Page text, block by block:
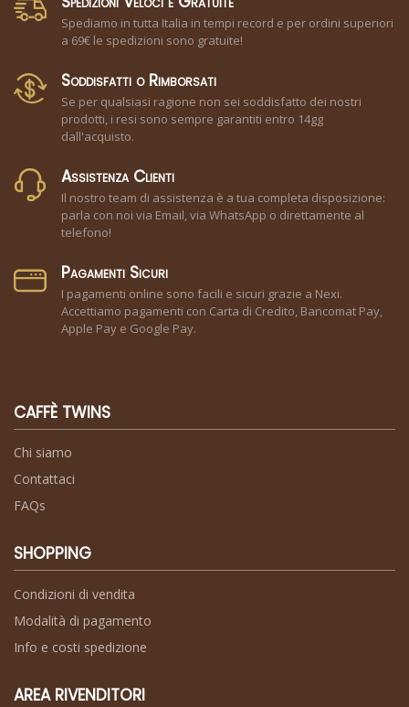
Spediamo in tutta Italia in tempi record e per ordini superiori
a 69€ le spedizioni sono gratuite!
Soddisfatti o Rimborsati
Se per qualsiasi ragione non sei soddisfatto dei nostri
prodotti, i resi sono sempre garantiti entro 14gg
dall'acquisto.
Assistenza Clienti
Il nostro team di assistenza è a tua completa disposizione:
parla con noi via Email, via WhatsApp o direttamente al
telefono!
Pagamenti Sicuri
I pagamenti online sono facili e sicuri grazie a Nexi.
Accettiamo pagamenti con Carta di Credito, Bancomat Pay,
Apple Pay e Google Pay.
CAFFÈ TWINS
Chi siamo
Contattaci
FAQs
SHOPPING
Condizioni di vendita
Modalità di pagamento
Info e costi spedizione
AREA RIVENDITORI